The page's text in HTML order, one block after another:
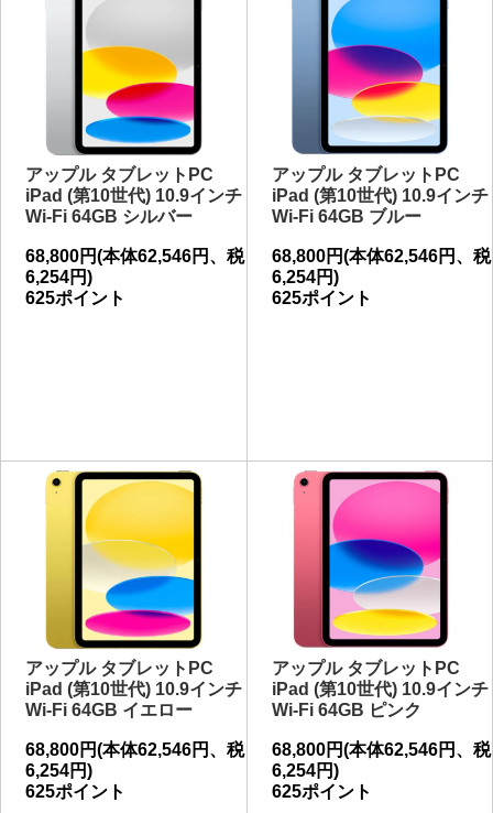
アップル タブレットPC
iPad (第10世代) 10.9インチ
Wi-Fi 64GB シルバー
68,800円(本体62,546円、税
6,254円)
625ポイント
アップル タブレットPC
iPad (第10世代) 10.9インチ
Wi-Fi 64GB ブルー
68,800円(本体62,546円、税
6,254円)
625ポイント
アップル タブレットPC
iPad (第10世代) 10.9インチ
Wi-Fi 64GB イエロー
68,800円(本体62,546円、税
6,254円)
625ポイント
アップル タブレットPC
iPad (第10世代) 10.9インチ
Wi-Fi 64GB ピンク
68,800円(本体62,546円、税
6,254円)
625ポイント